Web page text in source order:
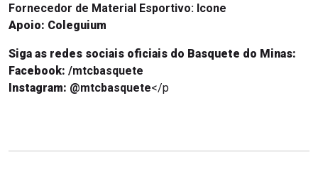
Fornecedor de Material Esportivo: Icone
Apoio: Coleguium
Siga as redes sociais oficiais do Basquete do Minas:
Facebook: /mtcbasquete
Instagram: @mtcbasquete</p